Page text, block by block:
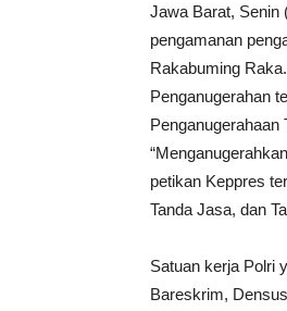
Jawa Barat, Senin
pengamanan
Rakabuming Raka.
Penganugerahan
Penganugerahaan
petikan Keppres
Tanda Jasa, dan
Satuan kerja Polri
Bareskrim,